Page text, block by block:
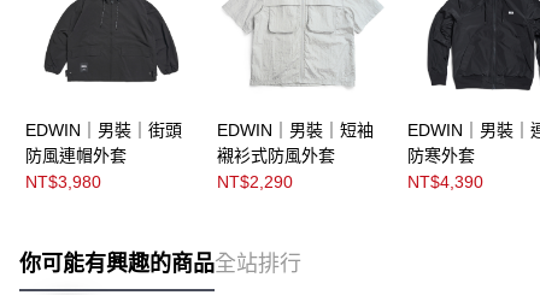
EDWIN｜男裝｜街頭
防風連帽外套
NT$3,980
EDWIN｜男裝｜短袖
襯衫式防風外套
NT$2,290
EDWIN｜男裝｜
防寒外套
NT$4,390
你可能有興趣的商品全站排行